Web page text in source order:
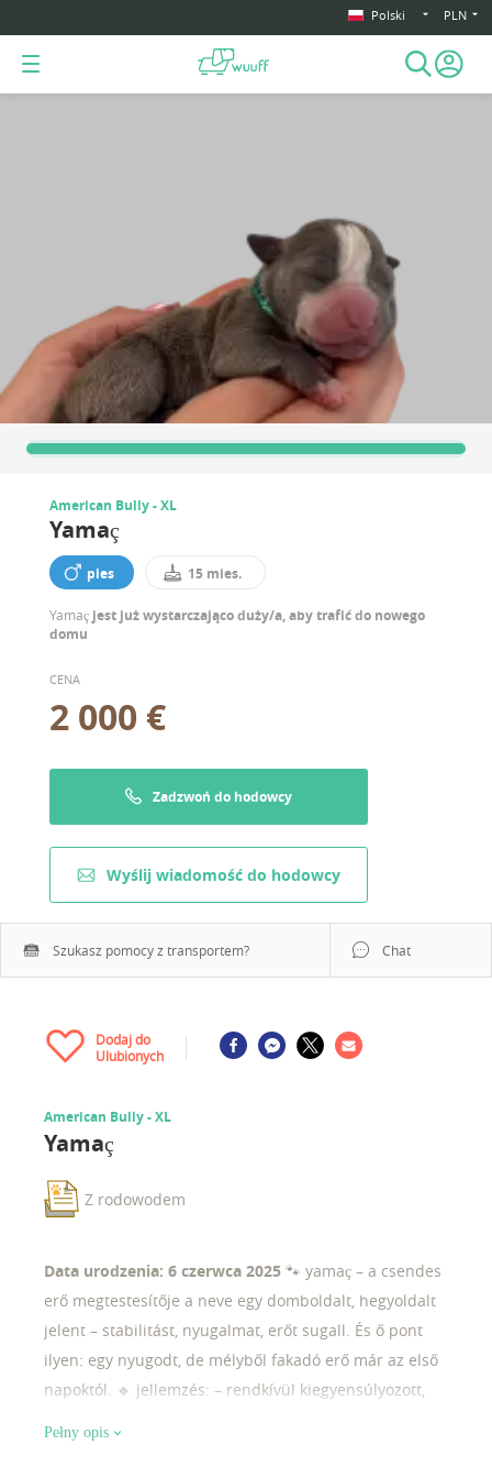
Polski PLN
American Bully - XL
Yamaç
pies 15 mies.
Yamaç jest już wystarczająco duży/a, aby trafić do nowego
domu
CENA
2 000 €
Zadzwoń do hodowcy
Wyślij wiadomość do hodowcy
Szukasz pomocy z transportem? Chat
Dodaj do
Ulubionych
American Bully - XL
Yamaç
Z rodowodem
Data urodzenia: 6 czerwca 2025 🐾 yamaç – a csendes
erő megtestesítője a neve egy domboldalt, hegyoldalt
jelent – stabilitást, nyugalmat, erőt sugall. És ő pont
ilyen: egy nyugodt, de mélyből fakadó erő már az első
napoktól. 🔹 jellemzés: – rendkívül kiegyensúlyozott,
Pełny opis